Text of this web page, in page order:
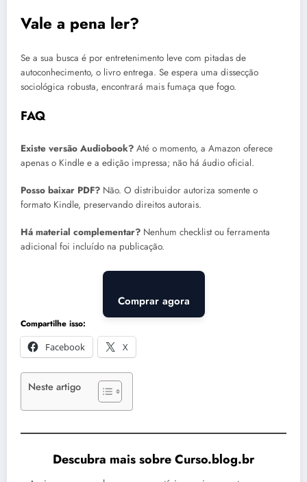
Vale a pena ler?
Se a sua busca é por entretenimento leve com pitadas de
autoconhecimento, o livro entrega. Se espera uma dissecção
sociológica robusta, encontrará mais fumaça que fogo.
FAQ
Existe versão Audiobook? Até o momento, a Amazon oferece
apenas o Kindle e a edição impressa; não há áudio oficial.
Posso baixar PDF? Não. O distribuidor autoriza somente o
formato Kindle, preservando direitos autorais.
Há material complementar? Nenhum checklist ou ferramenta
adicional foi incluído na publicação.
Comprar agora
Compartilhe isso:
Facebook
X
Neste artigo
Descubra mais sobre Curso.blog.br